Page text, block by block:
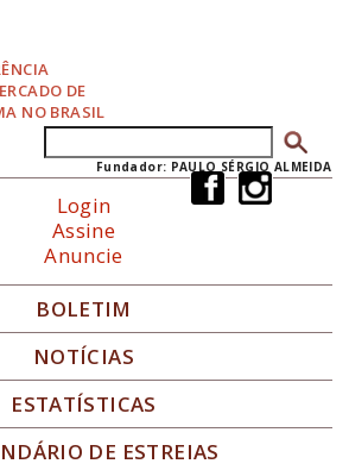
DE
NO BRASIL
Formulário de busca
Fundador: PAULO SÉRGIO ALMEIDA
Login
Assine
Anuncie
BOLETIM
NOTÍCIAS
ESTATÍSTICAS
DE ESTREIAS